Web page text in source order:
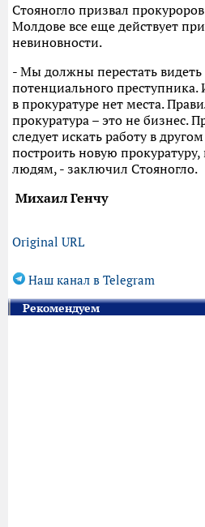
Стояногло призвал
Молдове все еще действует
невиновности.
- Мы должны перестать
потенциального
в прокуратуре нет места.
прокуратура – это не бизнес.
следует искать работу в
построить новую прокуратуру,
людям, - заключил Стояногло.
Михаил Генчу
Original URL
Наш канал в Telegram
Рекомендуем